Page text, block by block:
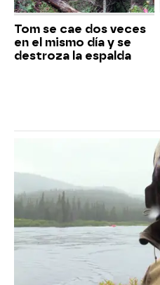
Tom se cae dos veces
en el mismo día y se
destroza la espalda